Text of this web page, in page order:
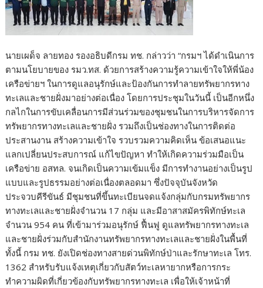
นายเผด็จ ลายทอง รองอธิบดีกรม ทช. กล่าวว่า “กรมฯ ได้ดำเนินการ
ตามนโยบายของ รมว.ทส. ด้วยการสร้างความรู้ความเข้าใจให้พี่น้อง
เครือข่ายฯ ในการดูแลอนุรักษ์และป้องกันการทำลายทรัพยากรทาง
ทะเลและชายฝั่งมาอย่างต่อเนื่อง โดยการประชุมในวันนี้ เป็นอีกหนึ่ง
กลไกในการขับเคลื่อนการมีส่วนร่วมของชุมชนในการบริหารจัดการ
ทรัพยากรทางทะเลและชายฝั่ง รวมถึงเป็นช่องทางในการติดต่อ
ประสานงาน สร้างความเข้าใจ รวบรวมความคิดเห็น ข้อเสนอแนะ
แลกเปลี่ยนประสบการณ์ แก้ไขปัญหา ทำให้เกิดความร่วมมือเป็น
เครือข่าย อสทล. จนเกิดเป็นความเข้มแข็ง มีการทำงานอย่างเป็นรูป
แบบและรูปธรรมอย่างต่อเนื่องตลอดมา ซึ่งปัจจุบันจังหวัด
ประจวบคีรีขันธ์ มีชุมชนที่ขึ้นทะเบียนจดแจ้งกลุ่มกับกรมทรัพยากร
ทางทะเลและชายฝั่งจำนวน 17 กลุ่ม และมีอาสาสมัครพิทักษ์ทะเล
จำนวน 954 คน ที่เข้ามาร่วมอนุรักษ์ ฟื้นฟู ดูแลทรัพยากรทางทะเล
และชายฝั่งร่วมกับสำนักงานทรัพยากรทางทะเลและชายฝั่งในพื้นที่
ทั้งนี้ กรม ทช. ยังเปิดช่องทางสายด่วนพิทักษ์ป่าและรักษาทะเล โทร.
1362 สำหรับรับแจ้งเหตุเกี่ยวกับสัตว์ทะเลหายากหรือการกระ
ทำความผิดที่เกี่ยวข้องกับทรัพยากรทางทะเล เพื่อให้เจ้าหน้าที่